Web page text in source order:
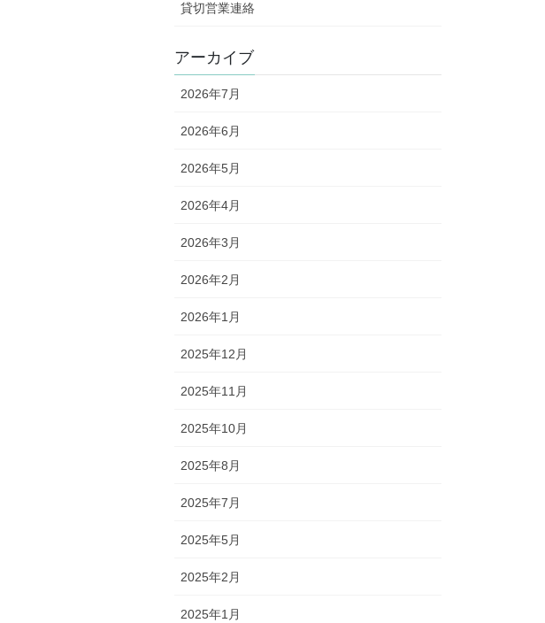
貸切営業連絡
アーカイブ
2026年7月
2026年6月
2026年5月
2026年4月
2026年3月
2026年2月
2026年1月
2025年12月
2025年11月
2025年10月
2025年8月
2025年7月
2025年5月
2025年2月
2025年1月